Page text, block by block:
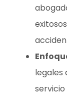
legales